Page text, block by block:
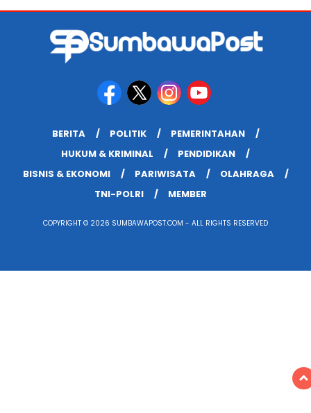
BERITA POLITIK
PEMERINTAHAN
HUKUM & KRIMINAL
PENDIDIKAN
BISNIS & EKONOMI
PARIWISATA
OLAHRAGA
TNI-POLRI
MEMBER
COPYRIGHT © 2026 SUMBAWAPOST.COM - ALL RIGHTS RESERVED